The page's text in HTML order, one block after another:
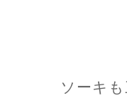
ソーキ